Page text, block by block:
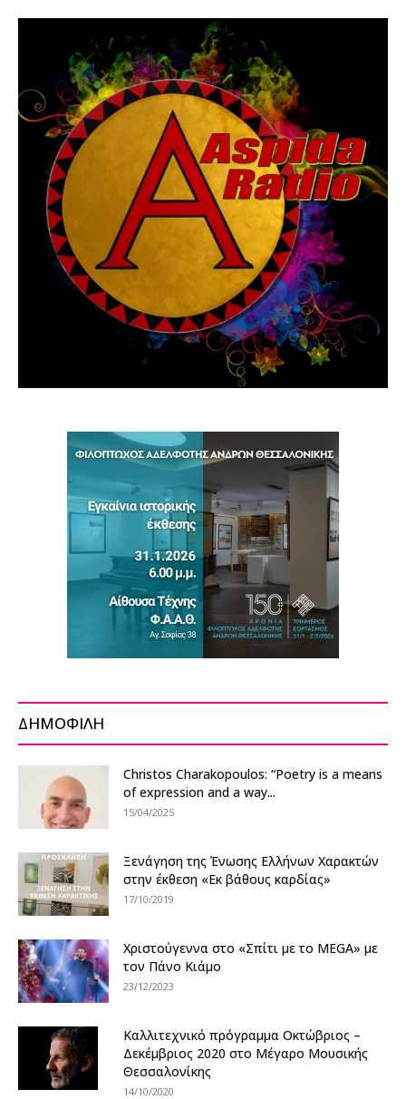
ΔΗΜΟΦΙΛΗ
Christos Charakopoulos: “Poetry is a means
of expression and a way...
15/04/2025
Ξενάγηση της Ένωσης Ελλήνων Χαρακτών
στην έκθεση «Εκ βάθους καρδίας»
17/10/2019
Χριστούγεννα στο «Σπίτι με το MEGA» με
τον Πάνο Κιάμο
23/12/2023
Καλλιτεχνικό πρόγραμμα Οκτώβριος –
Δεκέμβριος 2020 στο Μέγαρο Μουσικής
Θεσσαλονίκης
14/10/2020